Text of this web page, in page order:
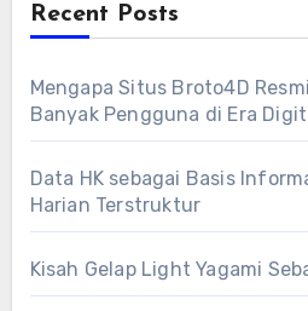
Recent Posts
Mengapa Situs Broto4D
Banyak Pengguna di Era
Data HK sebagai Basis
Harian Terstruktur
Kisah Gelap Light Yagami